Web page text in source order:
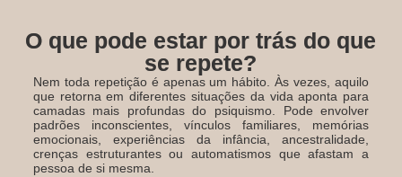
O que pode estar por trás do que
se repete?
Nem toda repetição é apenas um hábito. Às vezes, aquilo
que retorna em diferentes situações da vida aponta para
camadas mais profundas do psiquismo. Pode envolver
padrões inconscientes, vínculos familiares, memórias
emocionais, experiências da infância, ancestralidade,
crenças estruturantes ou automatismos que afastam a
pessoa de si mesma.